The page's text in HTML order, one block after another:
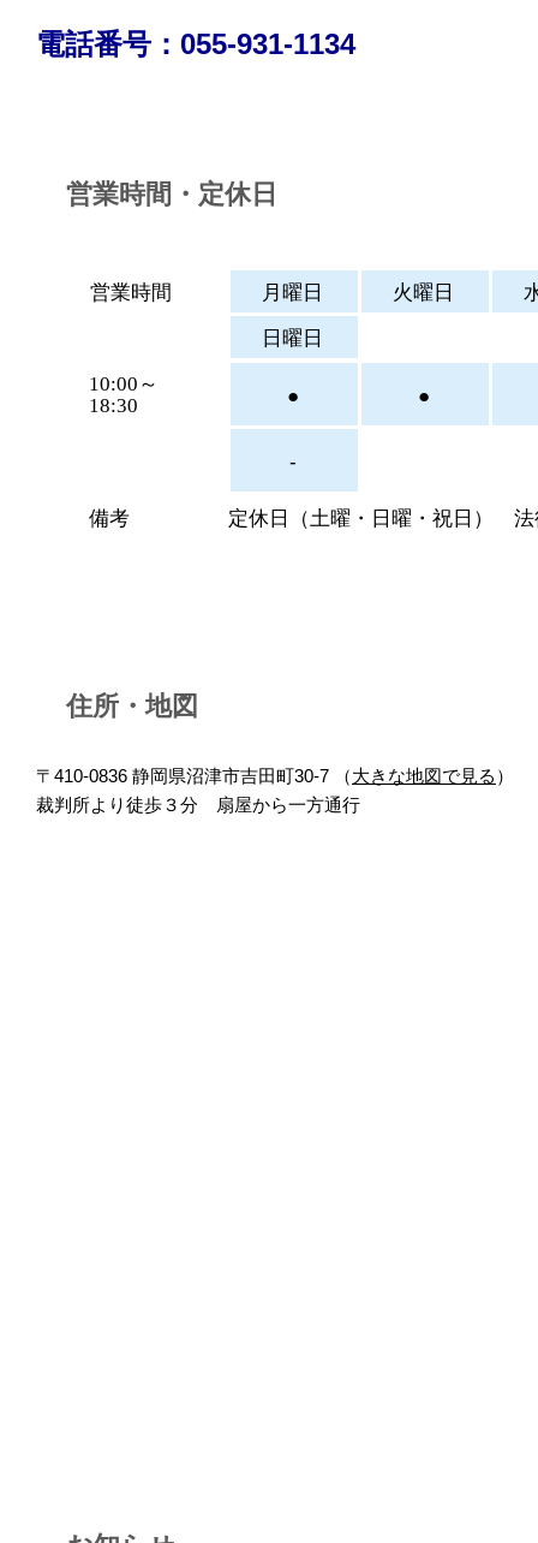
電話番号：055-931-1134
営業時間・定休日
営業時間 月曜日 火曜日
日曜日
10:00～
18:30
● ●
-
備考 定休日（土曜・日曜・祝日） 法
住所・地図
〒410-0836 静岡県沼津市吉田町30-7 （大きな地図で見る ）
裁判所より徒歩３分 扇屋から一方通行